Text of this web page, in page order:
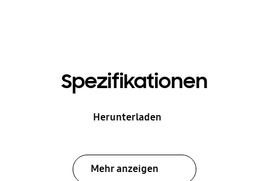
Spezifikationen
Herunterladen
Mehr anzeigen